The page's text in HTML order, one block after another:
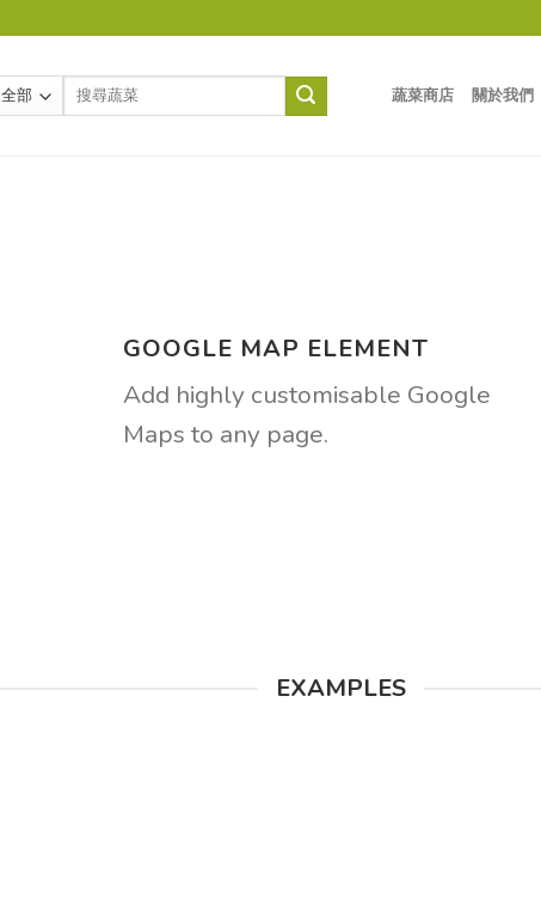
蔬菜商店 關於我們
GOOGLE MAP ELEMENT
Add highly customisable Google
Maps to any page.
EXAMPLES